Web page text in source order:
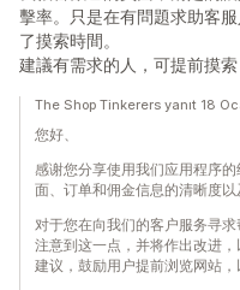
擊率。只是在有問題求助客
了摸索時間。
建議有需求的人，可提前摸索
The Shop Tinkerers yanıt 18
您好、
感谢您分享使用我们应用程序
面、订单和佣金信息的清晰度以
对于您在向我们的客户服务寻
注意到这一点，并将作出改进
建议，鼓励用户提前浏览网站，